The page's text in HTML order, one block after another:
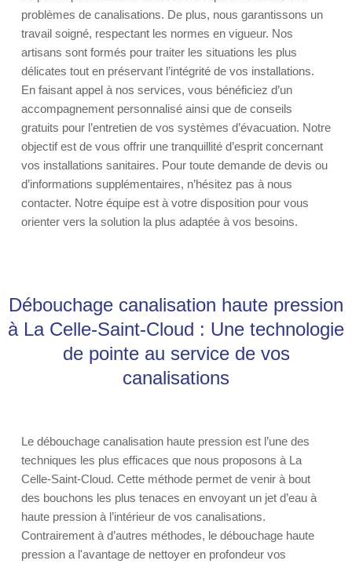
problèmes de canalisations. De plus, nous garantissons un
travail soigné, respectant les normes en vigueur. Nos
artisans sont formés pour traiter les situations les plus
délicates tout en préservant l’intégrité de vos installations.
En faisant appel à nos services, vous bénéficiez d’un
accompagnement personnalisé ainsi que de conseils
gratuits pour l’entretien de vos systèmes d’évacuation. Notre
objectif est de vous offrir une tranquillité d’esprit concernant
vos installations sanitaires. Pour toute demande de devis ou
d’informations supplémentaires, n’hésitez pas à nous
contacter. Notre équipe est à votre disposition pour vous
orienter vers la solution la plus adaptée à vos besoins.
Débouchage canalisation haute pression
à La Celle-Saint-Cloud : Une technologie
de pointe au service de vos
canalisations
Le débouchage canalisation haute pression est l’une des
techniques les plus efficaces que nous proposons à La
Celle-Saint-Cloud. Cette méthode permet de venir à bout
des bouchons les plus tenaces en envoyant un jet d’eau à
haute pression à l’intérieur de vos canalisations.
Contrairement à d’autres méthodes, le débouchage haute
pression a l'avantage de nettoyer en profondeur vos